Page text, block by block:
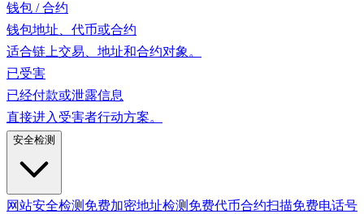
钱包 / 合约
钱包地址、代币或合约
适合链上交易、地址和合约对象。
已受害
已经付款或泄露信息
直接进入受害者行动方案。
安全检测
网站安全检测 免费加密地址检测 免费代币合约扫描免费电话号